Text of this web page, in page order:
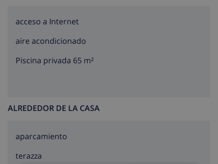
acceso a Internet
aire acondicionado
Piscina privada 65 m²
ALREDEDOR DE LA CASA
aparcamiento
terazza